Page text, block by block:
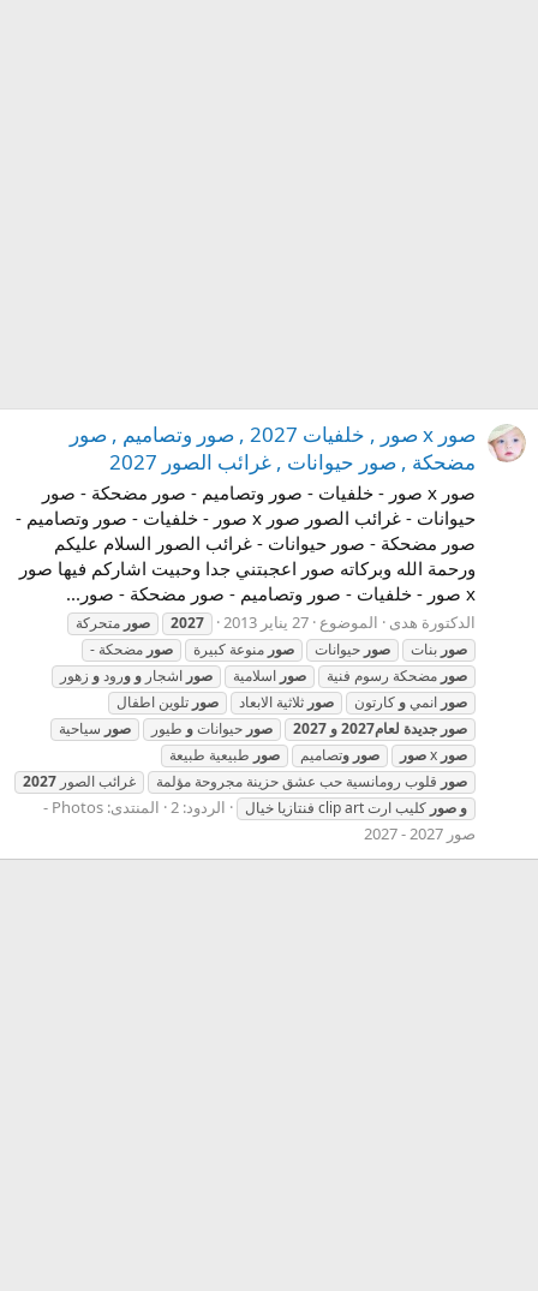
صور x صور , خلفيات 2027 , صور وتصاميم , صور
مضحكة , صور حيوانات , غرائب الصور 2027
صور x صور - خلفيات - صور وتصاميم - صور مضحكة - صور
حيوانات - غرائب الصور صور x صور - خلفيات - صور وتصاميم -
صور مضحكة - صور حيوانات - غرائب الصور السلام عليكم
ورحمة الله وبركاته صور اعجبتني جدا وحبيت اشاركم فيها صور
x صور - خلفيات - صور وتصاميم - صور مضحكة - صور...
الدكتورة هدى الموضوع 27 يناير 2013 2027 صور متحركة
صور بنات صور حيوانات صور منوعة كبيرة صور مضحكة -
صور مضحكة رسوم فنية صور اسلامية صور اشجار و ورودو زهور
صور انميو كارتون صور ثلاثية الابعاد صور تلوين اطفال
صور جديدة لعام2027 و 2027 صور حيواناتو طيور صور سياحية
صور
صور صور وتصاميم صور طبيعية طبيعة
صور قلوب رومانسية حب عشق حزينة مجروحة مؤلمة غرائب الصور 2027
و صور كليب ارت clip art فنتازيا خيال الردود: 2 المنتدى:
Photos -
صور 2027 - 2027